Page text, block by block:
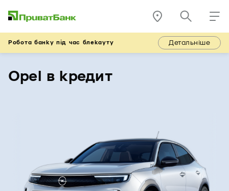
Робота банку під час блекауту Детальніше
Opel в кредит